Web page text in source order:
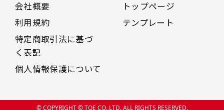
会社概要
利用規約
特定商取引法に基づ
く表記
個人情報保護について
トップページ
テンプレート
© COPYRIGHT © TOE CO.,LTD. ALL RIGHTS RESERVED.